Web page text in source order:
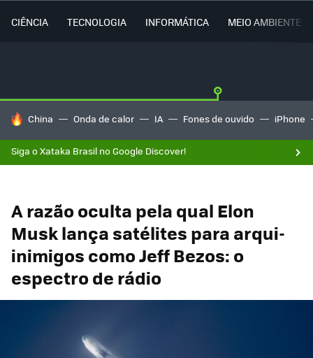
CIÊNCIA TECNOLOGIA INFORMÁTICA MEIO AMBIENTE
TENDÊNCIAS DO DIA
China Onda de calor IA Fones de ouvido iPhone
Siga o Xataka Brasil no Google Discover!
A razão oculta pela qual Elon
Musk lança satélites para arqui-
inimigos como Jeff Bezos: o
espectro de rádio